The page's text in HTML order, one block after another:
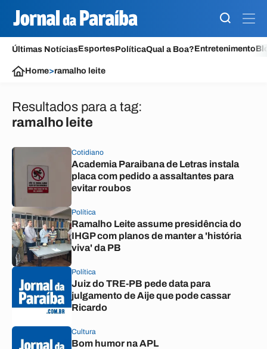
Últimas NotíciasEsportesPolíticaQual a Boa?Entretenimento
Home>ramalho leite
Resultados para a tag:
ramalho leite
Cotidiano
Academia Paraibana de Letras instala
placa com pedido a assaltantes para
evitar roubos
Política
Ramalho Leite assume presidência do
IHGP com planos de manter a 'história
viva' da PB
Política
Juiz do TRE-PB pede data para
julgamento de Aije que pode cassar
Ricardo
Cultura
Bom humor na APL